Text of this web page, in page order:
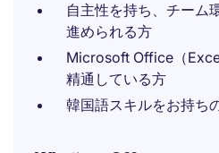
自主性を持ち、チーム
進められる方
Microsoft Office（
精通している方
韓国語スキルをお持ち